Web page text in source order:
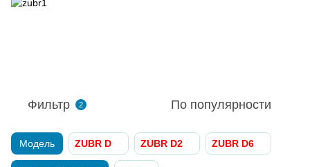
Фильтр 2 По популярности
Модель ZUBR D ZUBR D2 ZUBR D6